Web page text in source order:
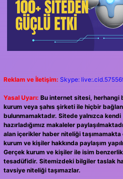
Reklam ve İletişim: Skype:
Yasal Uyarı: Bu internet sitesi, herhangi
kurum veya şahıs şirketi ile hiçbir
bulunmamaktadır. Sitede yalnızca kendi
hazırladığımız makaleler
alan içerikler haber niteliği
kurum ve kişiler hakkında paylaşım
Gerçek kurum ve kişiler ile isim
tesadüfidir. Sitemizdeki bilgiler taslak
tavsiye niteliği taşımazlar.